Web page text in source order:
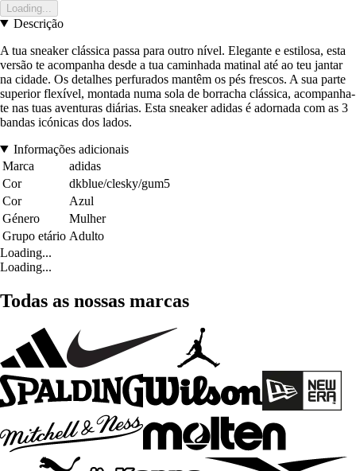
Loading...
Descrição
A tua sneaker clássica passa para outro nível. Elegante e estilosa, esta
versão te acompanha desde a tua caminhada matinal até ao teu jantar
na cidade. Os detalhes perfurados mantêm os pés frescos. A sua parte
superior flexível, montada numa sola de borracha clássica, acompanha-
te nas tuas aventuras diárias. Esta sneaker adidas é adornada com as 3
bandas icónicas dos lados.
Informações adicionais
Marca
adidas
Cor
dkblue/clesky/gum5
Cor
Azul
Género
Mulher
Grupo etário Adulto
Loading...
Loading...
Todas as nossas marcas